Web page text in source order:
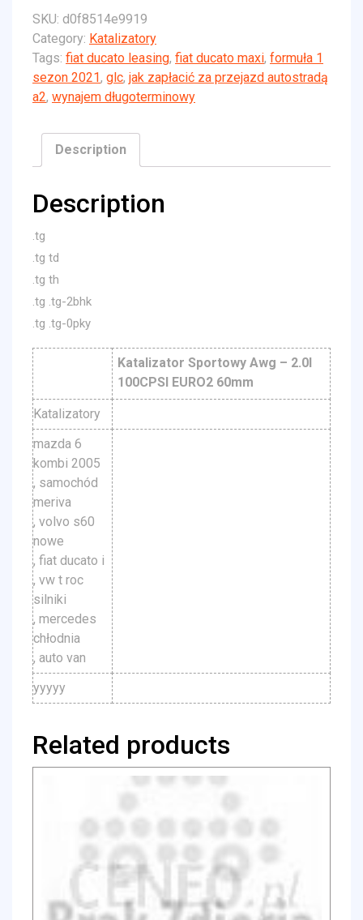
SKU: d0f8514e9919
Category: Katalizatory
Tags: fiat ducato leasing, fiat ducato maxi, formuła 1
sezon 2021, glc, jak zapłacić za przejazd autostradą
a2, wynajem długoterminowy
Description
Description
.tg
.tg td
.tg th
.tg .tg-2bhk
.tg .tg-0pky
Katalizator Sportowy Awg – 2.0l
100CPSI EURO2 60mm
Katalizatory
mazda 6
kombi 2005
, samochód
meriva
, volvo s60
nowe
, fiat ducato i
, vw t roc
silniki
, mercedes
chłodnia
, auto van
yyyyy
Related products